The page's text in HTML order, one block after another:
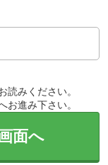
読みください。
お進み下さい。
面へ